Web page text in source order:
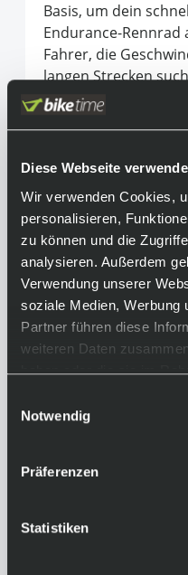
Diese Webseite
Wir verwenden Cookies,
personalisieren,
zu können und die
analysieren. Außerdem
Verwendung unserer
soziale Medien, Werbung
Partner führen diese
weiteren Daten
haben oder die sie im
Notwendig
Präferenzen
Statistiken
Basis, um dein
Endurance-
Fahrer, die
langen Strecken
Equipment
Rahmen:
integriertes
interne Zugführung,
Schutzblechösen,
142 x12 mm
Gabel:
Domane SL,
Carbongabelschaft,
Schutzblechösen,
Steckachse
Hex Blue
Du brauchst Hilfe bei
richtigen